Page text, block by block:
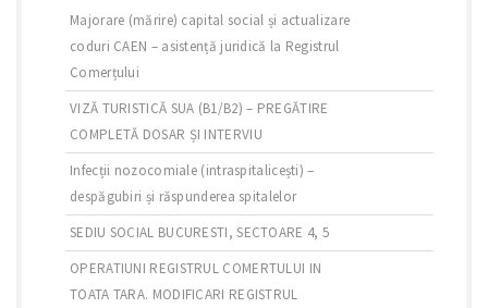
Majorare (mărire) capital social și actualizare
coduri CAEN – asistență juridică la Registrul
Comerțului
VIZĂ TURISTICĂ SUA (B1/B2) – PREGĂTIRE
COMPLETĂ DOSAR ȘI INTERVIU
Infecții nozocomiale (intraspitalicești) –
despăgubiri și răspunderea spitalelor
SEDIU SOCIAL BUCURESTI, SECTOARE 4, 5
OPERATIUNI REGISTRUL COMERTULUI IN
TOATA TARA. MODIFICARI REGISTRUL